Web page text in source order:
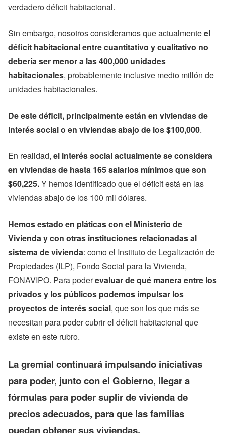
verdadero déficit habitacional.
Sin embargo, nosotros consideramos que actualmenteel
déficit habitacional entre cuantitativo y cualitativo no
debería ser menor a las 400,000 unidades
habitacionales, probablemente inclusive medio millón de
unidades habitacionales.
De este déficit, principalmente están en viviendas de
interés social o en viviendas abajo de los $100,000.
En realidad, el interés social actualmente se considera
en viviendas de hasta 165 salarios mínimos que son
$60,225.Y hemos identificado que el déficit está en las
viviendas abajo de los 100 mil dólares.
Hemos estado en pláticas con el Ministerio de
Vivienda y con otras instituciones relacionadas al
sistema de vivienda: como el Instituto de Legalización de
Propiedades (ILP), Fondo Social para la Vivienda,
FONAVIPO. Para poderevaluar de qué manera entre los
privados y los públicos podemos impulsar los
proyectos de interés social, que son los que más se
necesitan para poder cubrir el déficit habitacional que
existe en este rubro.
La gremial continuará impulsando iniciativas
para poder, junto con el Gobierno, llegar a
fórmulas para poder suplir de vivienda de
precios adecuados, para que las familias
puedan obtener sus viviendas.